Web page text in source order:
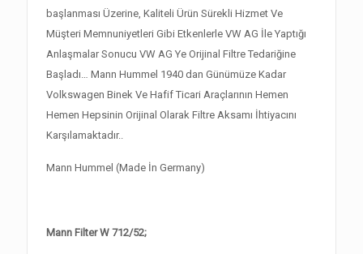
başlanması Üzerine, Kaliteli Ürün Sürekli Hizmet Ve
Müşteri Memnuniyetleri Gibi Etkenlerle VW AG İle Yaptığı
Anlaşmalar Sonucu VW AG Ye Orijinal Filtre Tedariğine
Başladı… Mann Hummel 1940 dan Günümüze Kadar
Volkswagen Binek Ve Hafif Ticari Araçlarının Hemen
Hemen Hepsinin Orijinal Olarak Filtre Aksamı İhtiyacını
Karşılamaktadır..
Mann Hummel (Made İn Germany)
Mann Filter W 712/52;